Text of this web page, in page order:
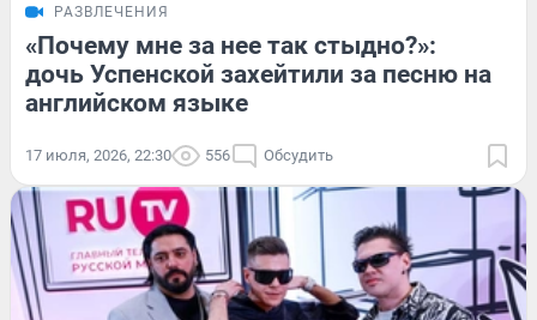
РАЗВЛЕЧЕНИЯ
«Почему мне за нее так стыдно?»:
дочь Успенской захейтили за песню на
английском языке
17 июля, 2026, 22:30 556 Обсудить